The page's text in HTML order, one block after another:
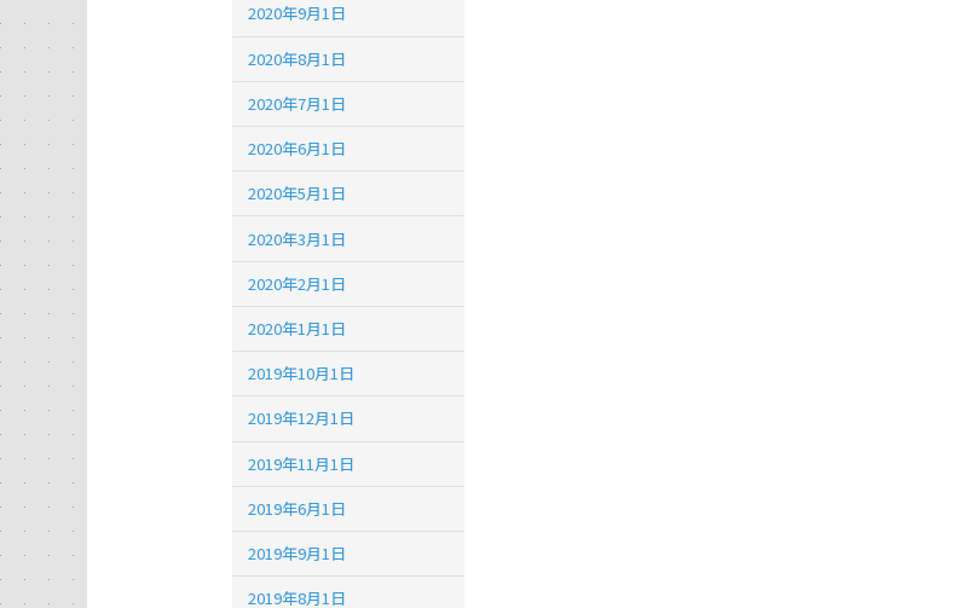
2020年9月1日
2020年8月1日
2020年7月1日
2020年6月1日
2020年5月1日
2020年3月1日
2020年2月1日
2020年1月1日
2019年10月1日
2019年12月1日
2019年11月1日
2019年6月1日
2019年9月1日
2019年8月1日